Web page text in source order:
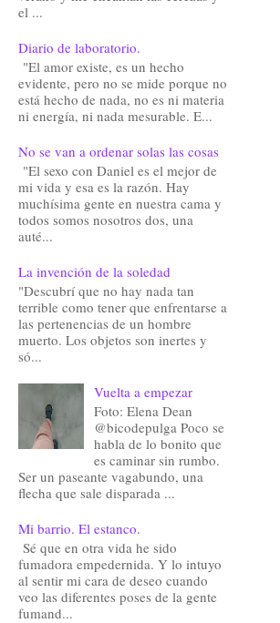
el ...
Diario de laboratorio.
"El amor existe, es un hecho
evidente, pero no se mide porque no
está hecho de nada, no es ni materia
ni energía, ni nada mesurable. E...
No se van a ordenar solas las cosas
"El sexo con Daniel es el mejor de
mi vida y esa es la razón. Hay
muchísima gente en nuestra cama y
todos somos nosotros dos, una
auté...
La invención de la soledad
"Descubrí que no hay nada tan
terrible como tener que enfrentarse a
las pertenencias de un hombre
muerto. Los objetos son inertes y
só...
Vuelta a empezar
Foto: Elena Dean
@bicodepulga Poco se
habla de lo bonito que
es caminar sin rumbo.
Ser un paseante vagabundo, una
flecha que sale disparada ...
Mi barrio. El estanco.
Sé que en otra vida he sido
fumadora empedernida. Y lo intuyo
al sentir mi cara de deseo cuando
veo las diferentes poses de la gente
fumand...